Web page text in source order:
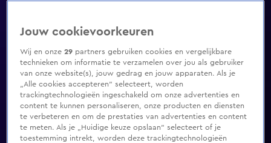
Jouw cookievoorkeuren
Wij en onze29 partners gebruiken cookies en vergelijkbare
technieken om informatie te verzamelen over jou als gebruiker
van onze website(s), jouw gedrag en jouw apparaten. Als je
„Alle cookies accepteren” selecteert, worden
trackingtechnologieën ingeschakeld om onze advertenties en
content te kunnen personaliseren, onze producten en diensten
te verbeteren en om de prestaties van advertenties en content
te meten. Als je „Huidige keuze opslaan” selecteert of je
toestemming intrekt, worden deze trackingtechnologieën